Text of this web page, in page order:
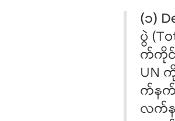
(၁)
ပွဲ
က်ကိုင်
UN
က်နက်
လက်န